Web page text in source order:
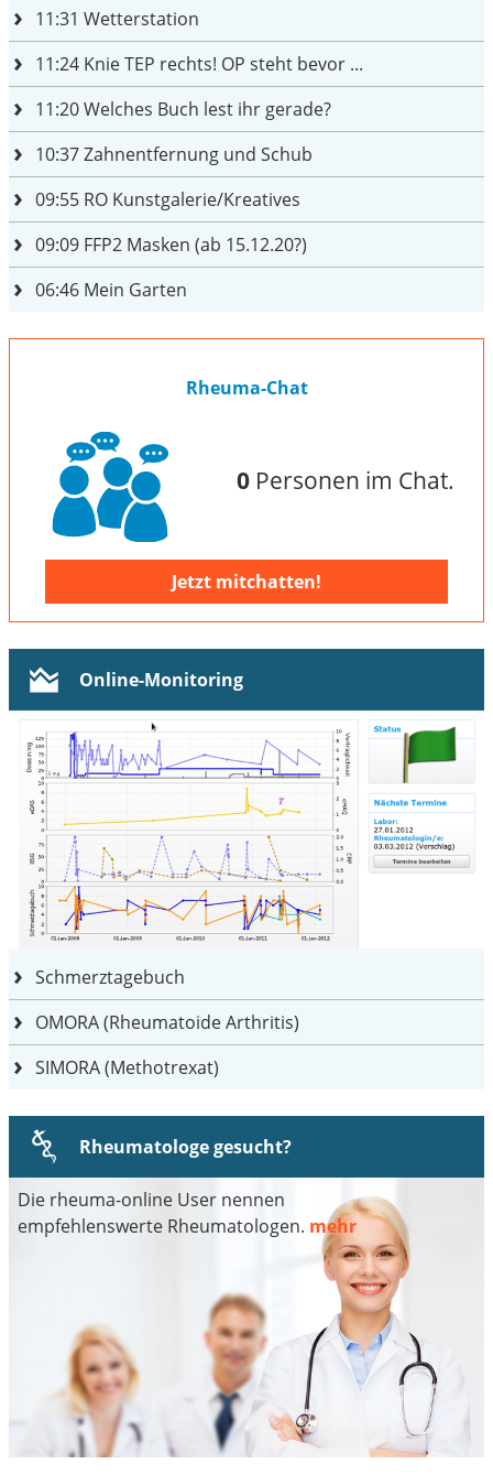
11:31 Wetterstation
11:24 Knie TEP rechts! OP steht bevor ...
11:20Welches Buch lest ihr gerade?
10:37Zahnentfernung und Schub
09:55 RO Kunstgalerie/Kreatives
09:09 FFP2 Masken (ab 15.12.20?)
06:46 Mein Garten
Rheuma-Chat
0Personen im Chat.
Jetzt mitchatten!
Online-Monitoring
Schmerztagebuch
OMORA (Rheumatoide Arthritis)
SIMORA (Methotrexat)
Rheumatologe gesucht?
Die rheuma-online User nennen
empfehlenswerte Rheumatologen. mehr